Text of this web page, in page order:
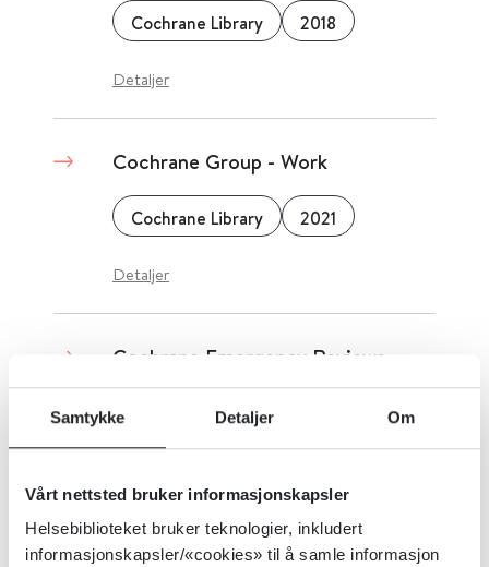
Samtykke Detaljer Om
Vårt nettsted bruker informasjonskapsler
Helsebiblioteket bruker teknologier, inkludert
informasjonskapsler/«cookies» til å samle informasjon
Cochrane Library 2018
Detaljer
Cochrane Group - Work
Cochrane Library 2021
Detaljer
Cochrane Emergency Reviews
Cochrane Library
Cochrane Complementary